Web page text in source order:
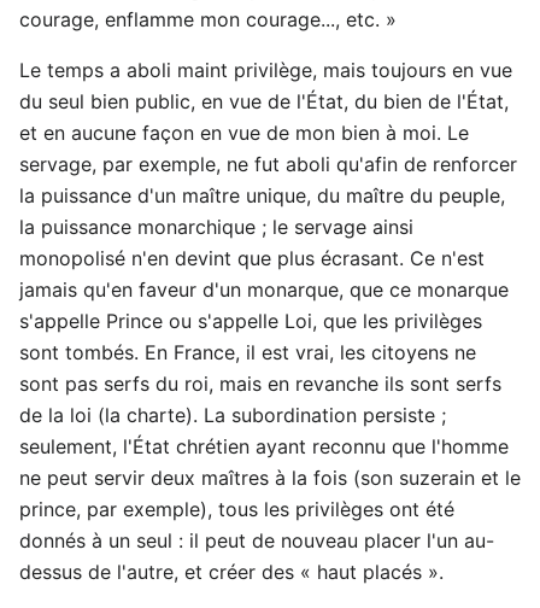
courage, enflamme mon courage..., etc. »
Le temps a aboli maint privilège, mais toujours en vue
du seul bien public, en vue de l'État, du bien de l'État,
et en aucune façon en vue de mon bien à moi. Le
servage, par exemple, ne fut aboli qu'afin de renforcer
la puissance d'un maître unique, du maître du peuple,
la puissance monarchique ; le servage ainsi
monopolisé n'en devint que plus écrasant. Ce n'est
jamais qu'en faveur d'un monarque, que ce monarque
s'appelle Prince ou s'appelle Loi, que les privilèges
sont tombés. En France, il est vrai, les citoyens ne
sont pas serfs du roi, mais en revanche ils sont serfs
de la loi (la charte). La subordination persiste ;
seulement, l'État chrétien ayant reconnu que l'homme
ne peut servir deux maîtres à la fois (son suzerain et le
prince, par exemple), tous les privilèges ont été
donnés à un seul : il peut de nouveau placer l'un au-
dessus de l'autre, et créer des « haut placés ».